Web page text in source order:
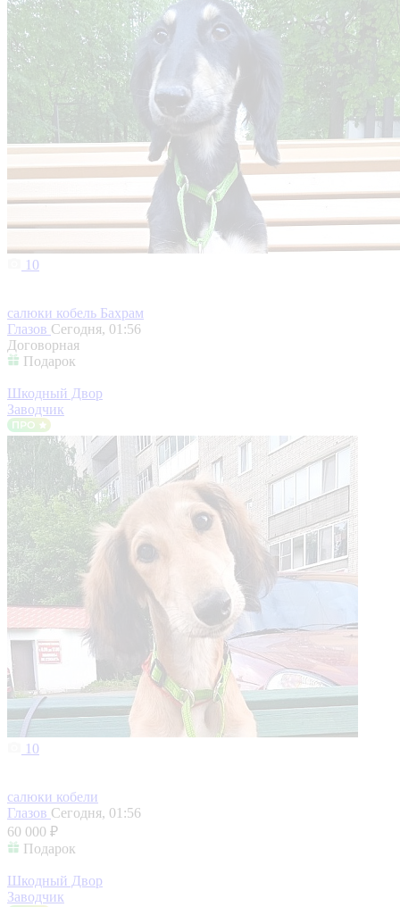
10
салюки кобель Бахрам
Глазов Сегодня, 01:56
Договорная
Подарок
Шкодный Двор
Заводчик
10
салюки кобели
Глазов Сегодня, 01:56
60 000 ₽
Подарок
Шкодный Двор
Заводчик